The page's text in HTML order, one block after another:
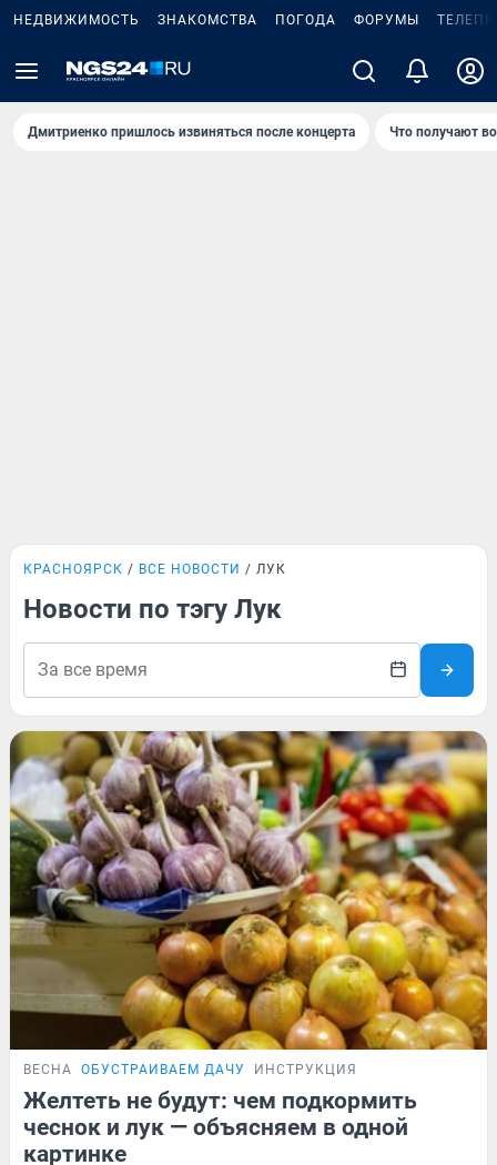
НЕДВИЖИМОСТЬ ЗНАКОМСТВА ПОГОДА ФОРУМЫ
Дмитриенко пришлось извиняться после концертa Что получают
КРАСНОЯРСК ВСЕ НОВОСТИ ЛУК
Новости по тэгу Лук
ВЕСНА ОБУСТРАИВАЕМ ДАЧУ ИНСТРУКЦИЯ
Желтеть не будут: чем подкормить
чеснок и лук — объясняем в одной
картинке